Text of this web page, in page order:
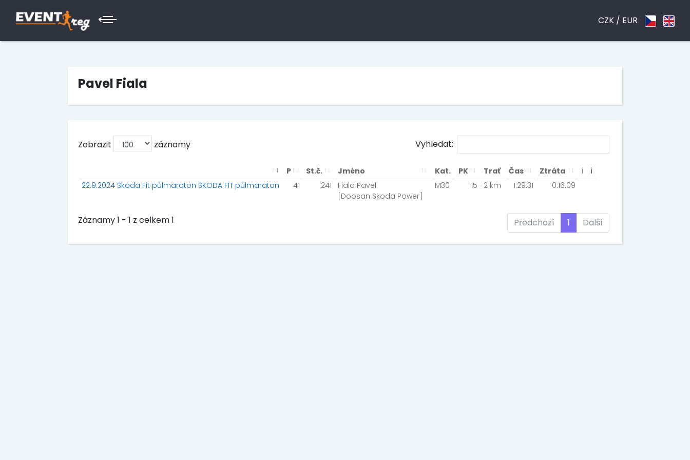
CZK / EUR
Pavel Fiala
Zobrazit záznamy Vyhledat:
P St.č. Jméno Kat. PK Trať Čas Ztráta ℹ
ℹ
22.9.2024 Škoda Fit půlmaraton ŠKODA FIT půlmaraton
41 241
Fiala Pavel
[Doosan Skoda Power]
M30 15 21km 1:29:31 0:16:09
Záznamy 1 - 1 z celkem 1 Předchozí 1 Další